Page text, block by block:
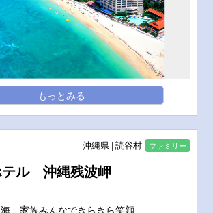
もっとみる
沖縄県 読谷村 ファミリー
テル 沖縄残波岬
家族みんなできらきら笑顔